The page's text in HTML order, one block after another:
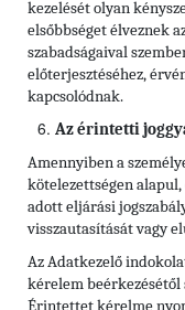
kezelését olyan
elsőbbséget élveznek
szabadságaival
előterjesztéséhez,
kapcsolódnak.
Az érintetti
Amennyiben a
kötelezettségen alapul,
adott eljárási
visszautasítását vagy
Az Adatkezelő
kérelem